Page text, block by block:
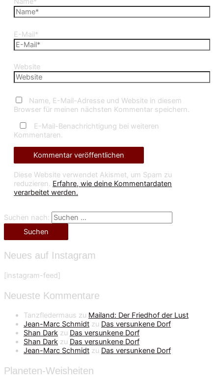
E-Mail*
Website
Name, E-Mail-Adresse und Website in diesem
Browser für meinen nächsten Kommentar speichern.
E-Mail-Benachrichtigung bei weiteren
Kommentaren.
Diese Website verwendet Akismet, um Spam zu
reduzieren. Erfahre, wie deine Kommentardaten
verarbeitet werden.
Suchen nach:
Neues auf Instagram
[instagram-feed]
Neueste Kommentare
Tanzfledermaus zu Mailand: Der Friedhof der Lust
Jean-Marc Schmidt zu Das versunkene Dorf
Shan Dark zu Das versunkene Dorf
Shan Dark zu Das versunkene Dorf
Jean-Marc Schmidt zu Das versunkene Dorf
Planeten-Weisheiten